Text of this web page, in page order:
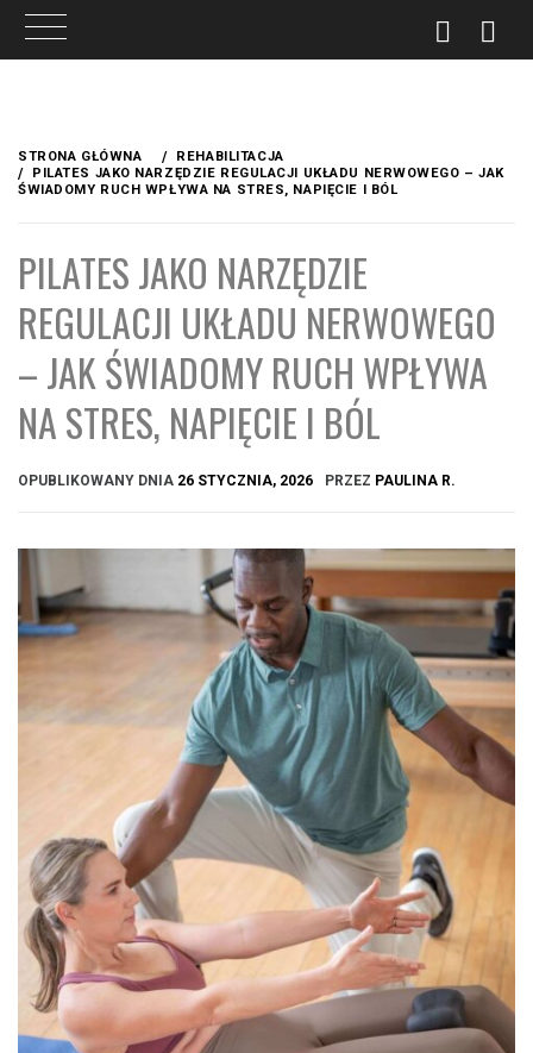
treści
STRONA GŁÓWNA
REHABILITACJA
PILATES JAKO NARZĘDZIE REGULACJI UKŁADU NERWOWEGO – JAK
ŚWIADOMY RUCH WPŁYWA NA STRES, NAPIĘCIE I BÓL
PILATES JAKO NARZĘDZIE
REGULACJI UKŁADU NERWOWEGO
– JAK ŚWIADOMY RUCH WPŁYWA
NA STRES, NAPIĘCIE I BÓL
OPUBLIKOWANY DNIA 26 STYCZNIA, 2026 PRZEZ PAULINA R.